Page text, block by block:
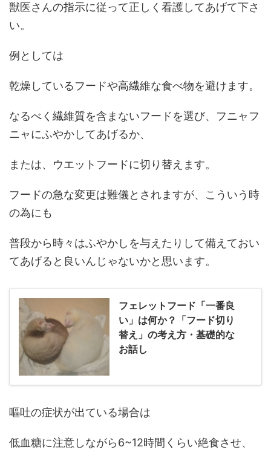
獣医さんの指示に従って正しく看護してあげて下さ
い。
例としては
乾燥しているフードや高繊維な食べ物を避けます。
なるべく繊維質を含まないフードを選び、フニャフ
ニャにふやかしてあげるか、
または、ウエットフードに切り替えます。
フードの急な変更は難儀とされますが、こういう時
の為にも
普段から時々はふやかしを与えたりして備えておい
てあげると良いんじゃないかと思います。
フェレットフード「一番良
い」は何か？「フード切り
替え」の考え方・基礎的な
お話し
嘔吐の症状が出ている場合は
低血糖に注意しながら6~12時間くらい絶食させ、